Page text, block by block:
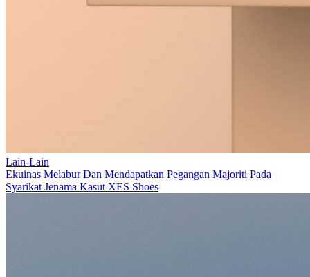
Lain-Lain
Ekuinas Melabur Dan Mendapatkan Pegangan Majoriti Pada
Syarikat Jenama Kasut XES Shoes